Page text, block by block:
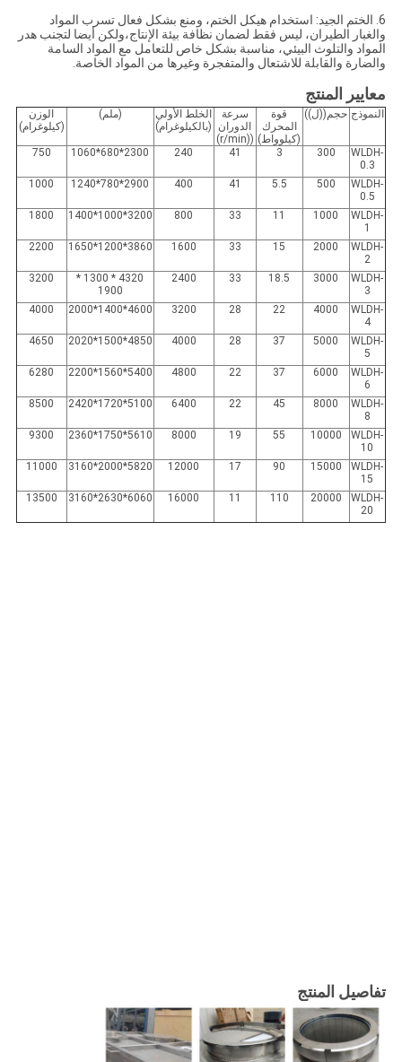
6. الختم الجيد: استخدام هيكل الختم، ومنع بشكل فعال تسرب المواد
والغبار الطيران، ليس فقط لضمان نظافة بيئة الإنتاج،ولكن أيضا لتجنب هدر
المواد والتلوث البيئي، مناسبة بشكل خاص للتعامل مع المواد السامة
والضارة والقابلة للاشتعال والمتفجرة وغيرها من المواد الخاصة.
معايير المنتج
النموذج حجم((ل))
قوة
المحرك
(كيلوواط)
سرعة
الدوران
((r/min)
الخلط الأولي
(بالكيلوغرام)
(ملم)
الوزن
(كيلوغرام)
WLDH-
0.3
300
3
41
240
2300*680*1060
750
WLDH-
0.5
500
5.5
41
400
2900*780*1240
1000
WLDH-
1
1000
11
33
800
3200*1000*1400
1800
WLDH-
2
2000
15
33
1600
3860*1200*1650
2200
WLDH-
3
3000
18.5
33
2400
4320 * 1300 *
1900
3200
WLDH-
4
4000
22
28
3200
4600*1400*2000
4000
WLDH-
5
5000
37
28
4000
4850*1500*2020
4650
WLDH-
6
6000
37
22
4800
5400*1560*2200
6280
WLDH-
8
8000
45
22
6400
5100*1720*2420
8500
WLDH-
10
10000
55
19
8000
5610*1750*2360
9300
WLDH-
15
15000
90
17
12000
5820*2000*3160
11000
WLDH-
20
20000
110
11
16000
6060*2630*3160
13500
تفاصيل المنتج